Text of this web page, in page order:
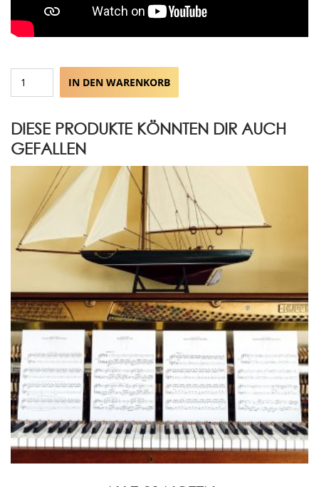
(CD)
Menge
IN DEN WARENKORB
DIESE PRODUKTE KÖNNTEN DIR AUCH
GEFALLEN